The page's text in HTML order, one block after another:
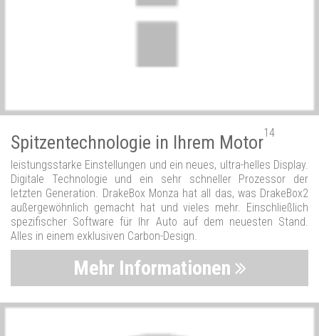
Spitzentechnologie in Ihrem Motor14
leistungsstarke Einstellungen und ein neues, ultra-helles Display.
Digitale Technologie und ein sehr schneller Prozessor der
letzten Generation. DrakeBox Monza hat all das, was DrakeBox2
außergewöhnlich gemacht hat und vieles mehr. Einschließlich
spezifischer Software für Ihr Auto auf dem neuesten Stand.
Alles in einem exklusiven Carbon-Design.
Mehr Informationen